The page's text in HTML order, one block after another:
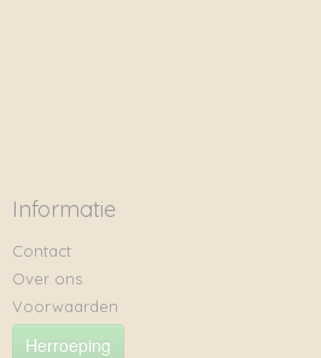
Informatie
Contact
Over ons
Voorwaarden
Herroeping